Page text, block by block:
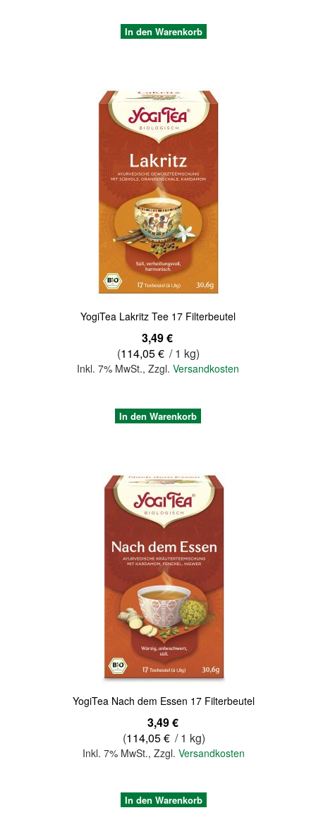
In den Warenkorb
YogiTea Lakritz Tee 17 Filterbeutel
3,49 €
(114,05 € / 1 kg)
Inkl. 7% MwSt., Zzgl. Versandkosten
In den Warenkorb
YogiTea Nach dem Essen 17 Filterbeutel
3,49 €
(114,05 € / 1 kg)
Inkl. 7% MwSt.,Zzgl.Versandkosten
In den Warenkorb